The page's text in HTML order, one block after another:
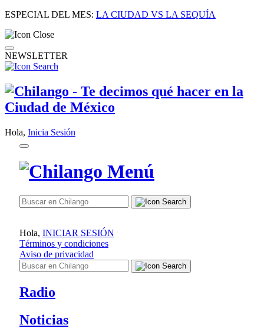
ESPECIAL DEL MES: LA CIUDAD VS LA SEQUÍA
NEWSLETTER
Hola, Inicia Sesión
Hola, INICIAR SESIÓN
Términos y condiciones
Aviso de privacidad
Radio
Noticias